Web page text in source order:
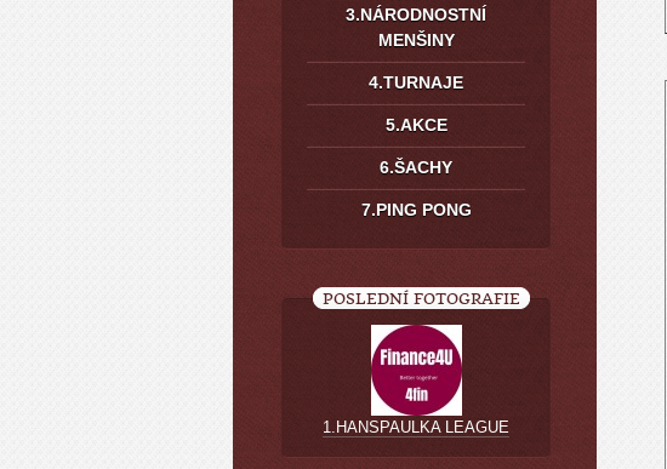
3.NÁRODNOSTNÍ
MENŠINY
4.TURNAJE
5.AKCE
6.ŠACHY
7.PING PONG
POSLEDNÍ FOTOGRAFIE
1.HANSPAULKA LEAGUE